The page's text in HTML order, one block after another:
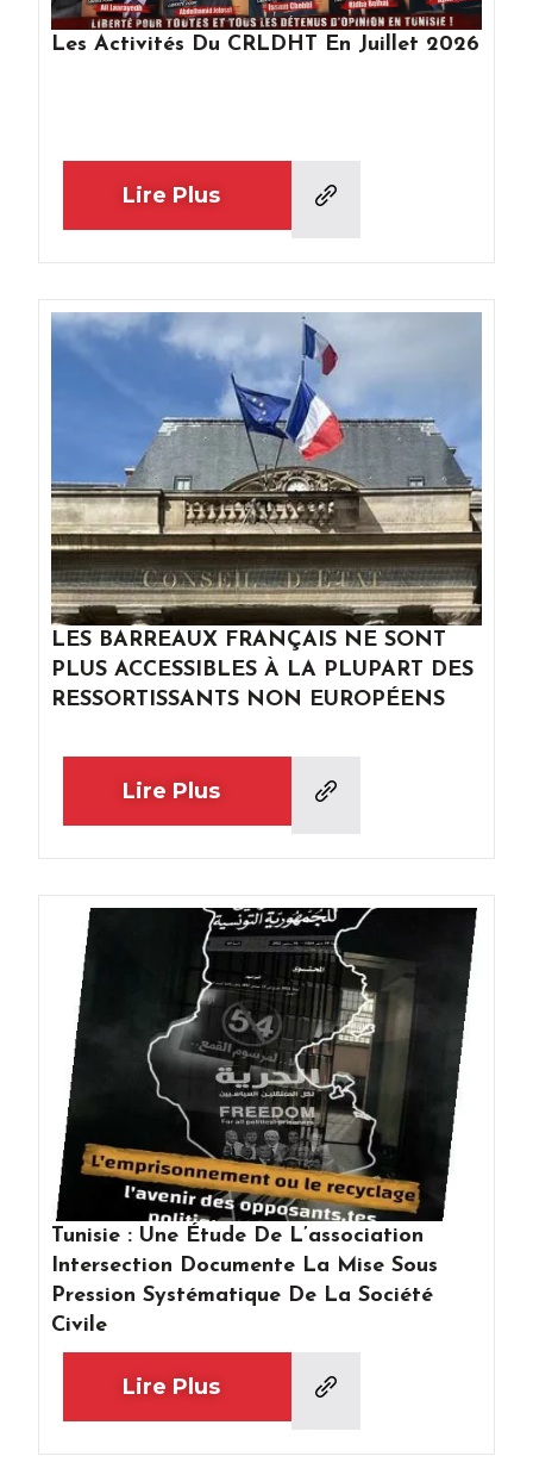
Les Activités Du CRLDHT En Juillet 2026
Lire Plus
LES BARREAUX FRANÇAIS NE SONT
PLUS ACCESSIBLES À LA PLUPART DES
RESSORTISSANTS NON EUROPÉENS
Lire Plus
Tunisie : Une Étude De L’association
Intersection Documente La Mise Sous
Pression Systématique De La Société
Civile
Lire Plus